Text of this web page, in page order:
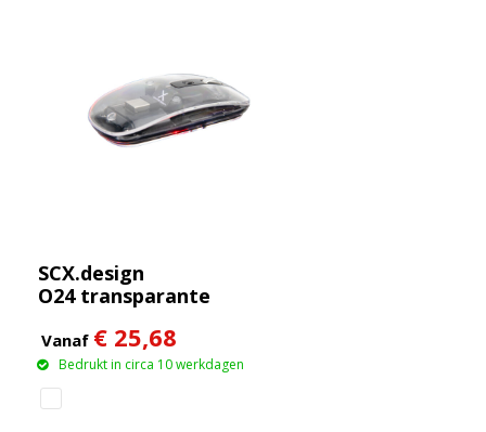
SCX.design
O24 transparante
2,4 GHz Bluetooth®
muis
Vanaf € 25,68
Bedrukt in circa 10 werkdagen